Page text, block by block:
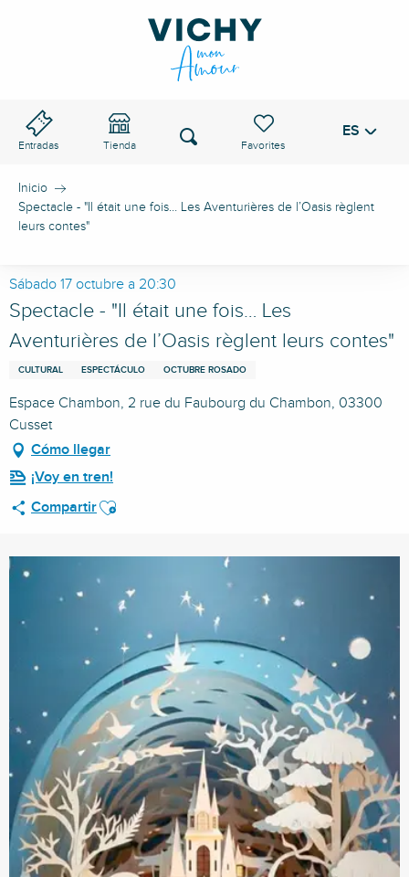
Entradas Tienda
Voir les favoris
Buscar ES
Inicio
Spectacle - "Il était une fois… Les Aventurières de l’Oasis règlent
leurs contes"
Sábado 17 octubre a 20:30
Spectacle - "Il était une fois… Les
Aventurières de l’Oasis règlent leurs contes"
CULTURAL ESPECTÁCULO OCTUBRE ROSADO
Espace Chambon, 2 rue du Faubourg du Chambon, 03300
Cusset
Cómo llegar
¡Voy en tren!
CompartirAjouter aux favoris